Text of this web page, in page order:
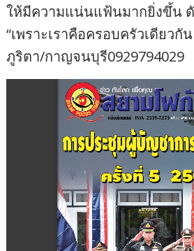
ให้มีความแน่นแฟ้นมากยิ่งขึ้น
“เพราะเราคือครอบครัวเดียว
ภูริตา/กาญจนบุรี0929794029